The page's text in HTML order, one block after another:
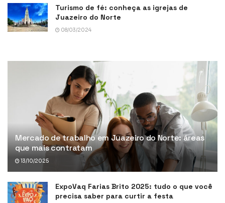
Turismo de fé: conheça as igrejas de
Juazeiro do Norte
08/03/2024
Mercado de trabalho em Juazeiro do Norte: áreas
que mais contratam
13/10/2025
ExpoVaq Farias Brito 2025: tudo o que você
precisa saber para curtir a festa